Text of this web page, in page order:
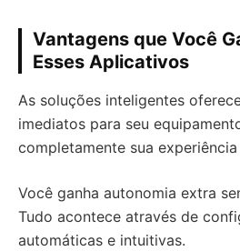
Vantagens que Você
Esses Aplicativos
As soluções inteligentes
imediatos para seu
completamente sua
Você ganha autonomia extra
Tudo acontece através de
automáticas e intuitivas.